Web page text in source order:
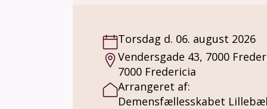
Torsdag d. 06. august 2026
Vendersgade 43, 7000
7000 Fredericia
Arrangeret af:
Demensfællesskabet